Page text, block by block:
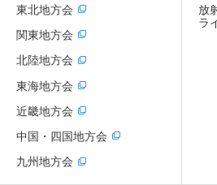
東北地方会
関東地方会
北陸地方会
東海地方会
近畿地方会
中国・四国地方会
九州地方会
放
ラ